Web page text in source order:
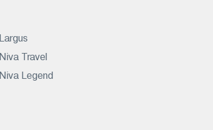
Largus
Niva Travel
Niva Legend